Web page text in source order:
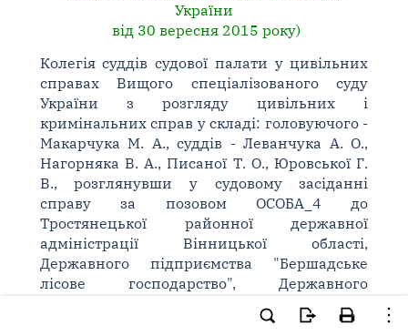
України
від 30 вересня 2015 року)
Колегія суддів судової палати у цивільних
справах Вищого спеціалізованого суду
України з розгляду цивільних і
кримінальних справ у складі: головуючого -
Макарчука М. А., суддів - Леванчука А. О.,
Нагорняка В. А., Писаної Т. О., Юровської Г.
В., розглянувши у судовому засіданні
справу за позовом ОСОБА_4 до
Тростянецької районної державної
адміністрації Вінницької області,
Державного підприємства "Бершадське
лісове господарство", Державного
підприємства "Подільське державне
підприємство геодезії, картографії та